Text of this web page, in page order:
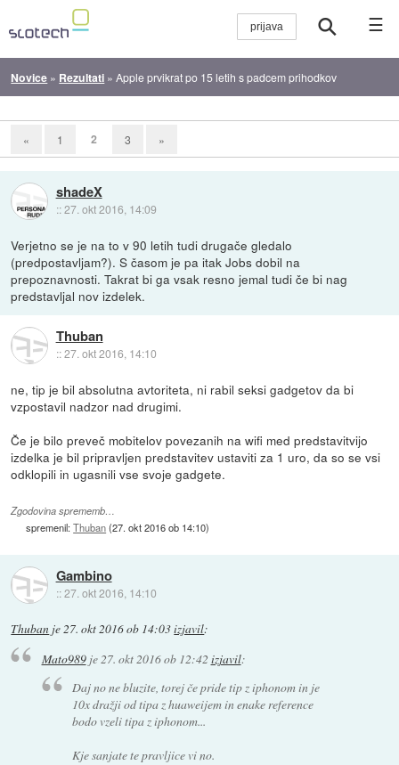
☰
Novice » Rezultati »Apple prvikrat po 15 letih s padcem prihodkov
« 1 2 3 »
shadeX
::27. okt 2016, 14:09
Verjetno se je na to v 90 letih tudi drugače gledalo
(predpostavljam?). S časom je pa itak Jobs dobil na
prepoznavnosti. Takrat bi ga vsak resno jemal tudi če bi nag
predstavljal nov izdelek.
Thuban
::27. okt 2016, 14:10
ne, tip je bil absolutna avtoriteta, ni rabil seksi gadgetov da bi
vzpostavil nadzor nad drugimi.
Če je bilo preveč mobitelov povezanih na wifi med predstavitvijo
izdelka je bil pripravljen predstavitev ustaviti za 1 uro, da so se vsi
odklopili in ugasnili vse svoje gadgete.
Zgodovina sprememb…
spremenil:Thuban(27. okt 2016 ob 14:10)
Gambino
::27. okt 2016, 14:10
Thuban je27. okt 2016 ob 14:03izjavil:
Mato989je 27. okt 2016 ob 12:42 izjavil:
Daj no ne bluzite, torej če pride tip z iphonom in je
10x dražji od tipa z huaweijem in enake reference
bodo vzeli tipa z iphonom...
Kje sanjate te pravljice vi no.